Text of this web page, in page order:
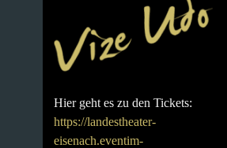
Hier geht es zu den Tickets:
https://landestheater-
eisenach.eventim-